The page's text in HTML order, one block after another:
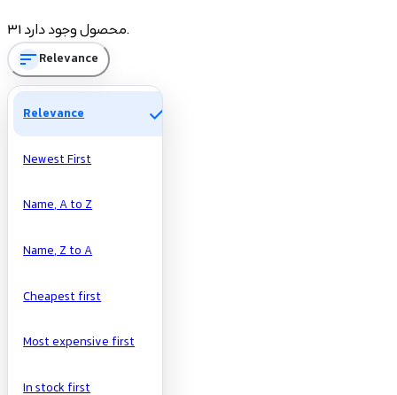
تومان
Manufacturers
31 محصول وجود دارد.
sortRelevance
Relevance check
Newest First
Name, A to Z
Name, Z to A
Cheapest first
Most expensive first
In stock first